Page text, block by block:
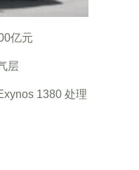
亿元
层
1380 处理